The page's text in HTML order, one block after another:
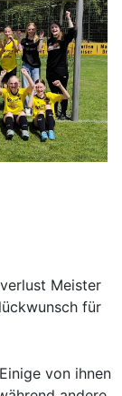
Meister
für
von ihnen